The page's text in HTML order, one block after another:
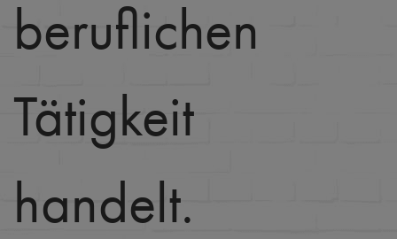
beruflichen
Tätigkeit
handelt.